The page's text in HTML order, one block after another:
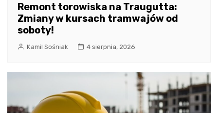
Remont torowiska na Traugutta:
Zmiany w kursach tramwajów od
soboty!
Kamil Sośniak 4 sierpnia, 2026